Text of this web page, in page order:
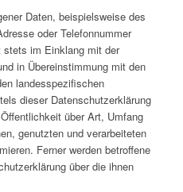
Daten, beispielsweise des
oder Telefonnummer
stets im Einklang mit der
in Übereinstimmung mit den
landesspezifischen
dieser Datenschutzerklärung
über Art, Umfang
genutzten und verarbeiteten
Ferner werden betroffene
über die ihnen